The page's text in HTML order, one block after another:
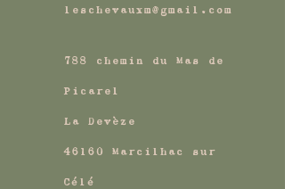
leschevauxm@gmail.com
788 chemin du Mas de
Picarel
La Devèze
46160 Marcilhac sur
Célé